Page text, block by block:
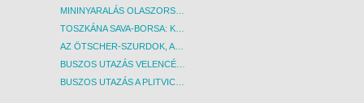
MININYARALÁS OLASZORSZÁGBAN: ÉSZAK-OLASZ GYÖNGYSZEMEK NYOMÁBAN - BUDAPEST, BUSZ
TOSZKÁNA SAVA-BORSA: KÓSTOLÓK ÉS KULTURÁLIS UTAZÁS - BUDAPEST, BUSZ
AZ ÖTSCHER-SZURDOK, AUSZTRIA GRAND CANYONJA - BUDAPEST, BUSZ
BUSZOS UTAZÁS VELENCÉBE - BUDAPEST, BUSZ
BUSZOS UTAZÁS A PLITVICEI-TAVAK NEMZETI PARKBA - BUDAPEST, BUSZ